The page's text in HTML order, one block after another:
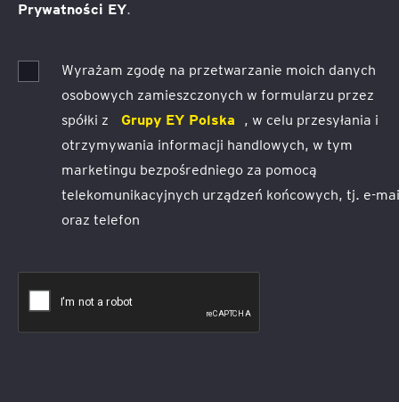
Prywatności EY.
Wyrażam zgodę na przetwarzanie moich danych
osobowych zamieszczonych w formularzu przez
spółki z
Grupy EY Polska
, w celu przesyłania i
otrzymywania informacji handlowych, w tym
marketingu bezpośredniego za pomocą
telekomunikacyjnych urządzeń końcowych, tj. e-
oraz telefon